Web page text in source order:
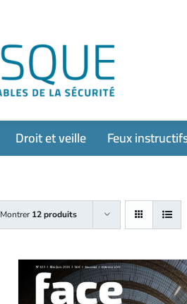
Droit et veille Feux
Montrer12 produits